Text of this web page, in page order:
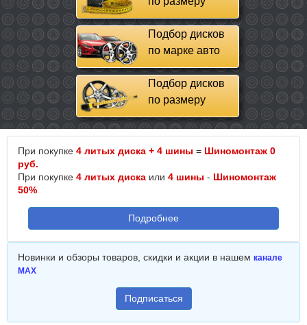
Подбор дисков
по марке авто
Подбор дисков
по размеру
При покупке 4 литых диска + 4 шины = Шиномонтаж 0
руб.
При покупке 4 литых диска или 4 шины - Шиномонтаж
50%
Подробнее
Новинки и обзоры товаров, скидки и акции в нашем канале
MAX
Подписаться